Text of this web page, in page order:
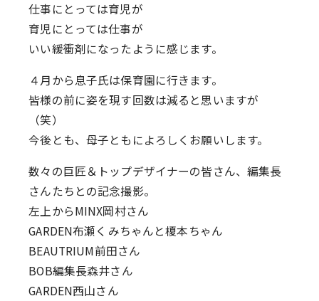
仕事にとっては育児が
育児にとっては仕事が
いい緩衝剤になったように感じます。
４月から息子氏は保育園に行きます。
皆様の前に姿を現す回数は減ると思いますが
（笑）
今後とも、母子ともによろしくお願いします。
数々の巨匠＆トップデザイナーの皆さん、編集長
さんたちとの記念撮影。
左上からMINX岡村さん
GARDEN布瀬くみちゃんと榎本ちゃん
BEAUTRIUM前田さん
BOB編集長森井さん
GARDEN西山さん